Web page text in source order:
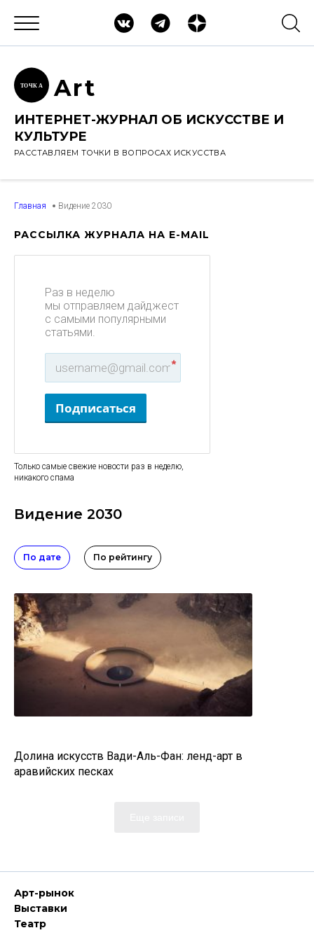
ТОЧК А Art
ИНТЕРНЕТ-ЖУРНАЛ ОБ ИСКУССТВЕ И
КУЛЬТУРЕ
РАССТАВЛЯЕМ ТОЧКИ В ВОПРОСАХ ИСКУССТВА
Главная Видение 2030
РАССЫЛКА ЖУРНАЛА НА E-MAIL
Раз в неделю
мы отправляем дайджест
с самыми популярными
статьями.
*
Подписаться
Только самые свежие новости раз в неделю,
никакого спама
Видение 2030
По дате По рейтингу
Долина искусств Вади-Аль-Фан: ленд-арт в
аравийских песках
Арт-рынок
Выставки
Театр